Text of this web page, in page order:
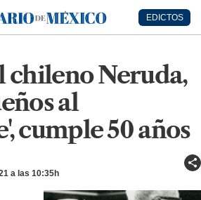
EDICTOS
chileno Neruda,
al
cumple 50 años
a las 10:35h